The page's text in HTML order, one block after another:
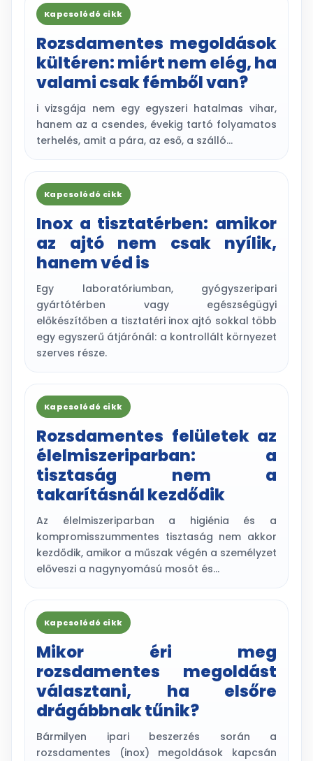
Kapcsolódó cikk
Rozsdamentes megoldások
kültéren: miért nem elég, ha
valami csak fémből van?
i vizsgája nem egy egyszeri hatalmas vihar,
hanem az a csendes, évekig tartó folyamatos
terhelés, amit a pára, az eső, a szálló…
Kapcsolódó cikk
Inox a tisztatérben: amikor
az ajtó nem csak nyílik,
hanem véd is
Egy laboratóriumban, gyógyszeripari
gyártótérben vagy egészségügyi
előkészítőben a tisztatéri inox ajtó sokkal több
egy egyszerű átjárónál: a kontrollált környezet
szerves része.
Kapcsolódó cikk
Rozsdamentes felületek az
élelmiszeriparban: a
tisztaság nem a
takarításnál kezdődik
Az élelmiszeriparban a higiénia és a
kompromisszummentes tisztaság nem akkor
kezdődik, amikor a műszak végén a személyzet
előveszi a nagynyomású mosót és…
Kapcsolódó cikk
Mikor éri meg
rozsdamentes megoldást
választani, ha elsőre
drágábbnak tűnik?
Bármilyen ipari beszerzés során a
rozsdamentes (inox) megoldások kapcsán